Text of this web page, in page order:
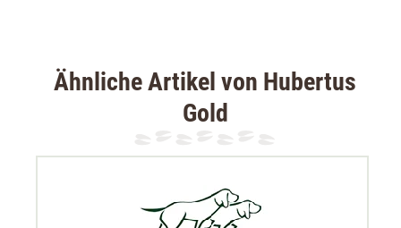
sich nach Größe und dem Aktivitätslevel (Jagdsaison)
des Hundes.
Fleisch und Fleischnebenprodukte (35% Huhn, 30%
Kaninchen), Getreide (3% Hirse), Gemüse (3% Karotten),
Ähnliche Artikel von Hubertus
Gold